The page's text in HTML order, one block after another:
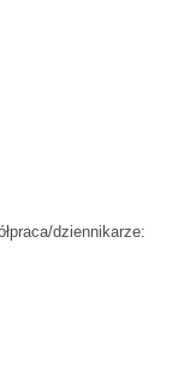
dziennikarze: